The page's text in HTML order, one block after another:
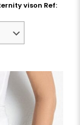
vison Ref: